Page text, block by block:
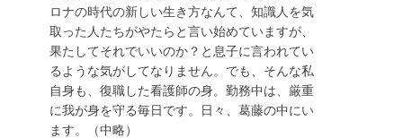
ロナの時代の新しい生き方なんて、知識人を気
取った人たちがやたらと言い始めていますが、
果たしてそれでいいのか？と息子に言われてい
るような気がしてなりません。でも、そんな私
自身も、復職した看護師の身。勤務中は、厳重
に我が身を守る毎日です。日々、葛藤の中にい
ます。（中略）